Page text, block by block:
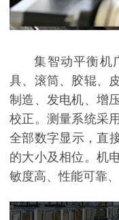
集智动平衡机
具、滚筒、胶辊、
制造、发电机、增
校正。测量系统采
全部数字显示，直
的大小及相位。机
敏度高、性能可靠